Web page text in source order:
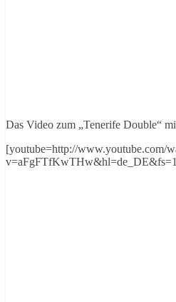
Das Video zum „Tenerife Double“
[youtube=http://www.youtube.com/